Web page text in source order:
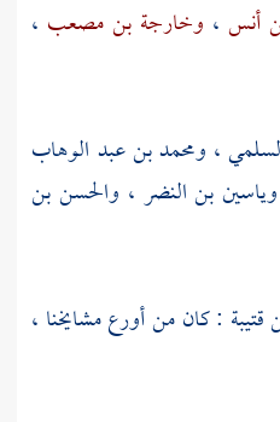
أنس ، وخارجة بن مصعب ،
، ومحمد بن عبد الوهاب
وياسين بن النضر ، والحسن بن
: كان من أورع مشايخنا ،